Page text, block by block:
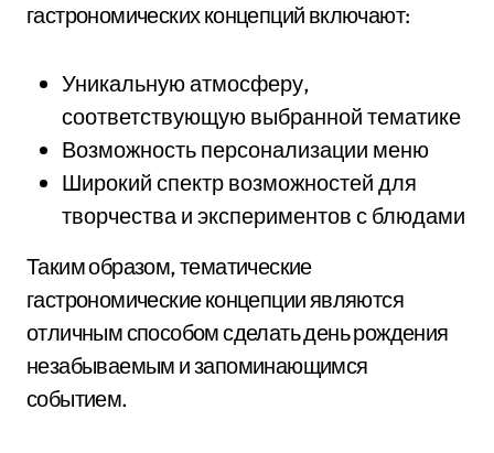
гастрономических концепций включают:
Уникальную атмосферу,
соответствующую выбранной тематике
Возможность персонализации меню
Широкий спектр возможностей для
творчества и экспериментов с блюдами
Таким образом, тематические
гастрономические концепции являются
отличным способом сделать день рождения
незабываемым и запоминающимся
событием.